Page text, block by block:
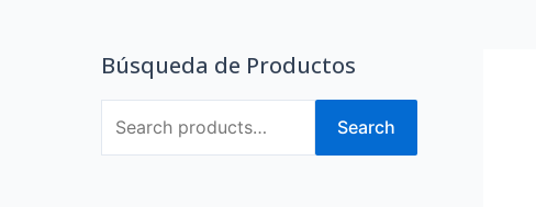
Búsqueda de Productos
Search